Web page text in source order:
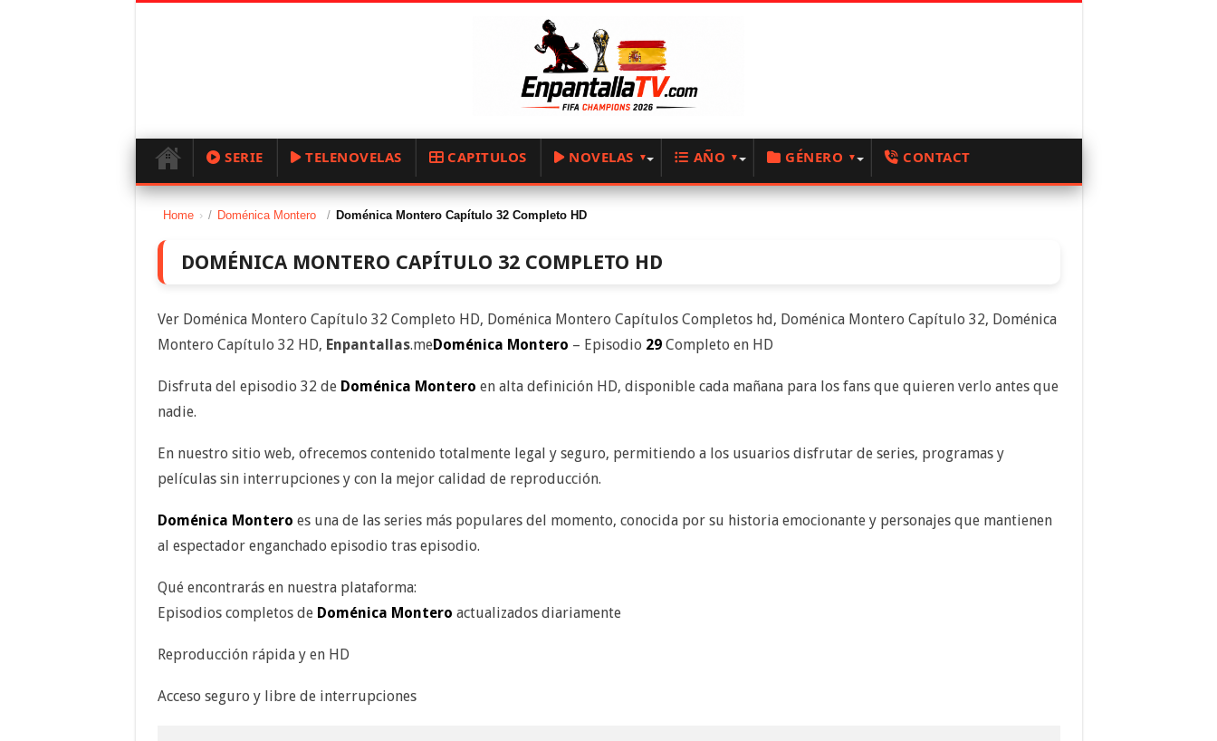
SERIE TELENOVELAS CAPITULOS NOVELAS AÑO GÉNERO CONTACT
Home / Doménica Montero / Doménica Montero Capítulo 32 Completo HD
DOMÉNICA MONTERO CAPÍTULO 32 COMPLETO HD
Ver Doménica Montero Capítulo 32 Completo HD, Doménica Montero Capítulos Completos hd, Doménica Montero Capítulo 32, Doménica
Montero Capítulo 32 HD, Enpantallas.meDoménica Montero – Episodio 29Completo en HD
Disfruta del episodio 32 de Doménica Montero en alta definición HD, disponible cada mañana para los fans que quieren verlo antes que
nadie.
En nuestro sitio web, ofrecemos contenido totalmente legal y seguro, permitiendo a los usuarios disfrutar de series, programas y
películas sin interrupciones y con la mejor calidad de reproducción.
Doménica Montero es una de las series más populares del momento, conocida por su historia emocionante y personajes que mantienen
al espectador enganchado episodio tras episodio.
Qué encontrarás en nuestra plataforma:
Episodios completos de Doménica Montero actualizados diariamente
Reproducción rápida y en HD
Acceso seguro y libre de interrupciones